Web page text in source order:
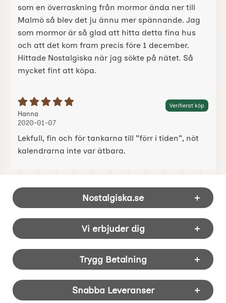
som en överraskning från mormor ända ner till
Malmö så blev det ju ännu mer spännande. Jag
som mormor är så glad att hitta detta fina hus
och att det kom fram precis före 1 december.
Hittade Nostalgiska när jag sökte på nätet. Så
mycket fint att köpa.
Betyg: 5 Stjärnor av 5 Verifierat köp
Recension av:
Hanna
2020-01-07
Lekfull, fin och för tankarna till ”förr i tiden”, nöt
kalendrarna inte var ätbara.
Sidfot Blandad info och länkar
Nostalgiska.se
Vi erbjuder dig
Trygg Betalning
Snabba Leveranser